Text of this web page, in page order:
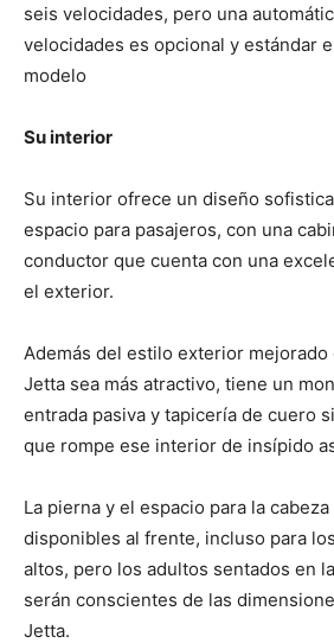
seis velocidades, pero una
velocidades es opcional y estándar
modelo
Su interior
Su interior ofrece un diseño
espacio para pasajeros, con una
conductor que cuenta con una
el exterior.
Además del estilo exterior mejorado
Jetta sea más atractivo, tiene un
entrada pasiva y tapicería de cuero
que rompe ese interior de insípido
La pierna y el espacio para la
disponibles al frente, incluso para
altos, pero los adultos sentados en
serán conscientes de las
Jetta.